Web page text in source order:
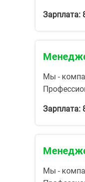
Зарплата:
Мы -
Зарплата:
Мы -